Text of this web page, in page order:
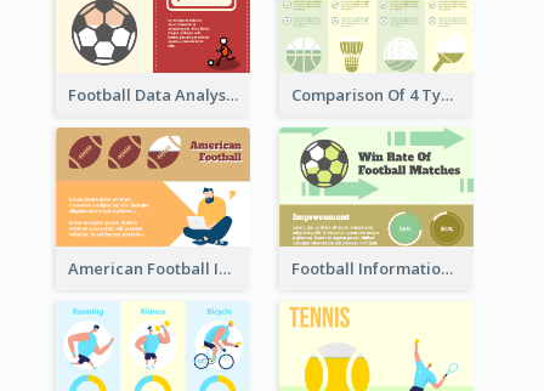
Football Data Analysis Comparison Of 4 Types of Sports
American Football Information Football Information